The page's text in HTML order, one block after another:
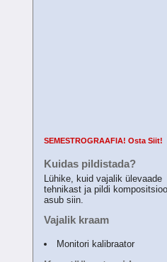
SEMESTROGRAAFIA! Osta Siit!
Kuidas pildistada?
Lühike, kuid vajalik ülevaade
tehnikast ja pildi
asub siin.
Vajalik kraam
Monitori kalibraator